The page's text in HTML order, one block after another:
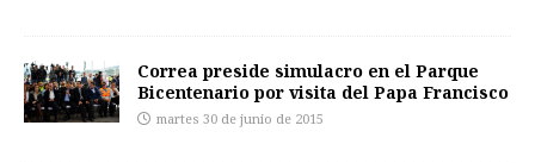
Correa preside simulacro en el Parque
Bicentenario por visita del Papa Francisco
martes 30 de junio de 2015